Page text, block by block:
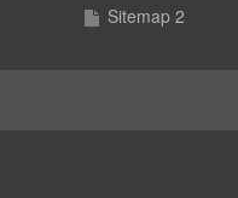
Sitemap 2